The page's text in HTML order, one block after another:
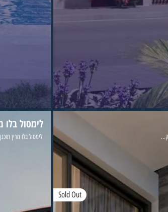
Sold Out
לימסול בלו
לימסול בלו מרין